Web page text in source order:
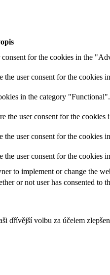
for the cookies in the
user consent for the cookies
in the category "Functional".
the user consent for the cookies
user consent for the cookies
user consent for the cookies
to implement or change the
or not user has consented to
dřívější volbu za účelem